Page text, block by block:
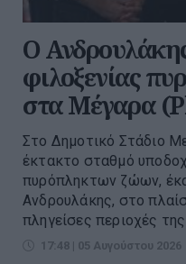
Ο
φιλοξενίας
στα Μέγαρα
Στο Δημοτικό Στάδιο
έκτακτο σταθμό
πυρόπληκτων ζώων,
Ανδρουλάκης, στο
πληγείσες περιοχές
17:48 | 05 Αυγούστου 2026